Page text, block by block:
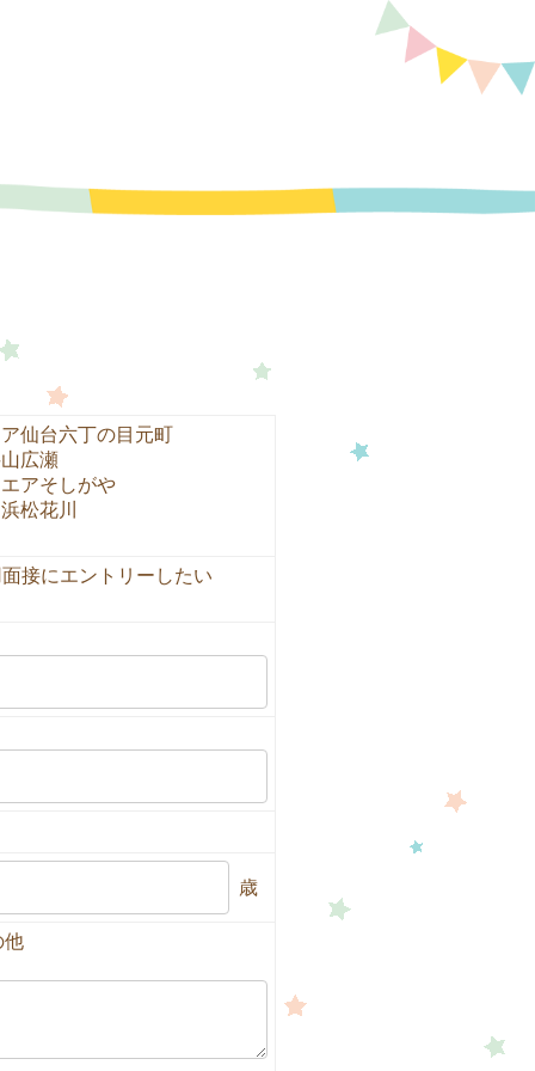
仙台六丁の目元町
広瀬
アそしがや
松花川
接にエントリーしたい
歳
他